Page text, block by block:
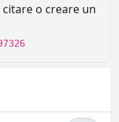
o creare un